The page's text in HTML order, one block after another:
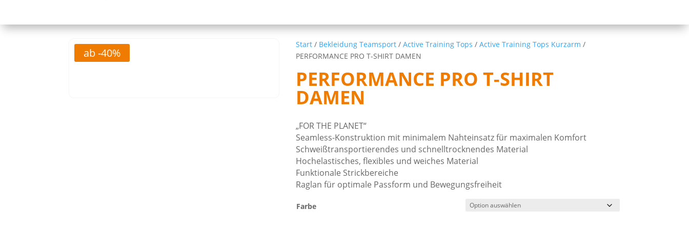
ab -40%
Start / Bekleidung Teamsport /Active Training Tops /Active Training Tops Kurzarm /
PERFORMANCE PRO T-SHIRT DAMEN
PERFORMANCE PRO T-SHIRT
DAMEN
„FOR THE PLANET“
Seamless-Konstruktion mit minimalem Nahteinsatz für maximalen Komfort
Schweißtransportierendes und schnelltrocknendes Material
Hochelastisches, flexibles und weiches Material
Funktionale Strickbereiche
Raglan für optimale Passform und Bewegungsfreiheit
Farbe